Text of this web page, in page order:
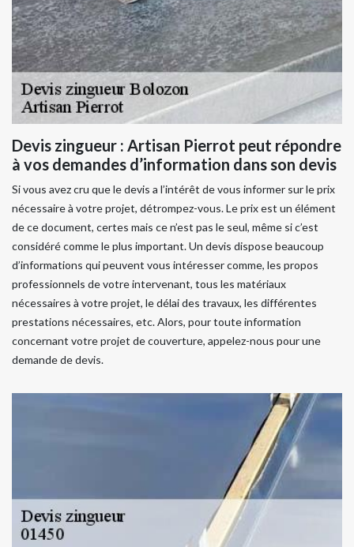
Devis zingueur : Artisan Pierrot peut répondre
à vos demandes d’information dans son devis
Si vous avez cru que le devis a l’intérêt de vous informer sur le prix
nécessaire à votre projet, détrompez-vous. Le prix est un élément
de ce document, certes mais ce n’est pas le seul, même si c’est
considéré comme le plus important. Un devis dispose beaucoup
d’informations qui peuvent vous intéresser comme, les propos
professionnels de votre intervenant, tous les matériaux
nécessaires à votre projet, le délai des travaux, les différentes
prestations nécessaires, etc. Alors, pour toute information
concernant votre projet de couverture, appelez-nous pour une
demande de devis.